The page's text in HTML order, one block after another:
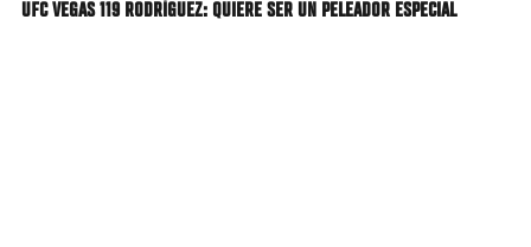
UFC VEGAS 119 RODRÍGUEZ: QUIERE SER UN PELEADOR ESPECIAL